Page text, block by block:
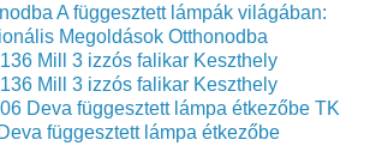
A függesztett lámpák világában:
Megoldások Otthonodba
Mill 3 izzós falikar Keszthely
Mill 3 izzós falikar Keszthely
Deva függesztett lámpa étkezőbe TK
függesztett lámpa étkezőbe